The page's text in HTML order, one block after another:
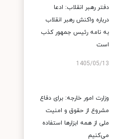
دفتر رهبر انقلاب: ادعا
درباره واکنش رهبر انقلاب
به نامه رئیس جمهور کذب
است
1405/05/13
وزارت امور خارجه: برای دفاع
مشروع از حقوق و امنیت
ملی از همه ابزارها استفاده
می‌کنیم